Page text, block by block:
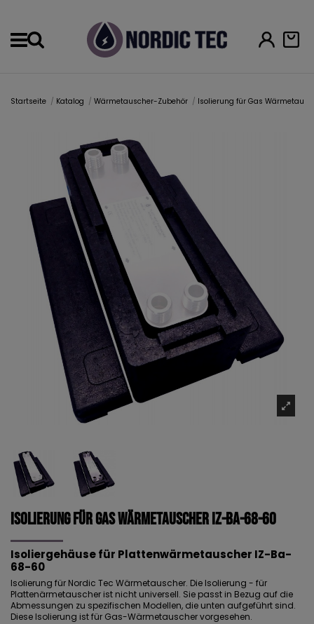
Startseite Katalog Wärmetauscher-Zubehör Isolierung für Gas
Isolierung für Gas Wärmetauscher IZ-Ba-68-60
Isoliergehäuse für Plattenwärmetauscher IZ-Ba-
68-60
Isolierung für Nordic Tec Wärmetauscher. Die Isolierung - für
Plattenärmetauscher ist nicht universell. Sie passt in Bezug auf die
Abmessungen zu spezifischen Modellen, die unten aufgeführt sind.
Diese Isolierung ist für Gas-Wärmetauscher vorgesehen.